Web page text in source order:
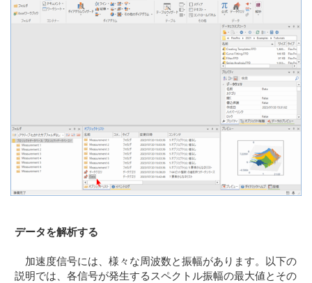
データを解析する
加速度信号には、様々な周波数と振幅があります。以下の
説明では、各信号が発生するスペクトル振幅の最大値とその